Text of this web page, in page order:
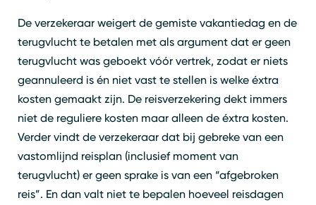
De verzekeraar weigert de gemiste vakantiedag en de
terugvlucht te betalen met als argument dat er geen
terugvlucht was geboekt vóór vertrek, zodat er niets
geannuleerd is én niet vast te stellen is welke éxtra
kosten gemaakt zijn. De reisverzekering dekt immers
niet de reguliere kosten maar alleen de éxtra kosten.
Verder vindt de verzekeraar dat bij gebreke van een
vastomlijnd reisplan (inclusief moment van
terugvlucht) er geen sprake is van een “afgebroken
reis”. En dan valt niet te bepalen hoeveel reisdagen